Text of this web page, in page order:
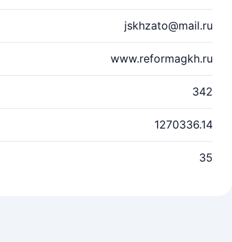
jskhzato@mail.ru
www.reformagkh.ru
342
1270336.14
35